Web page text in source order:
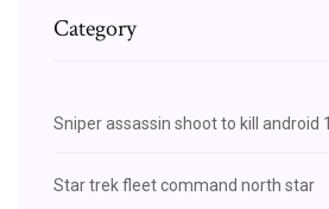
Category
Sniper assassin shoot to kill android 1
Star trek fleet command north star